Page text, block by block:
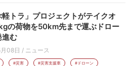
軽トラ」プロジェクトがテイクオ
の荷物を50km先まで運ぶドロー
進む
08日 / ニュース
#災害 #災害支援車 #ドローン